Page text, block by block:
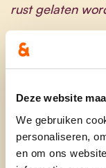
Deze website
We gebruiken
personaliseren,
en om ons
rust gelaten
De partij
lokpolitie snel
geweld en
dringen
“Elke
waar ze wil,”
Mahdi. “We